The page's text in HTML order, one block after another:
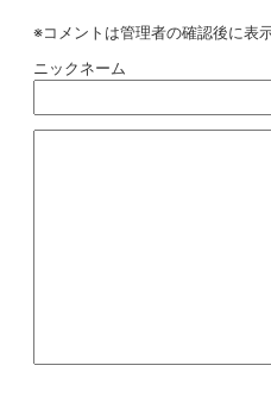
※コメントは管理者の確認後に表
ニックネーム